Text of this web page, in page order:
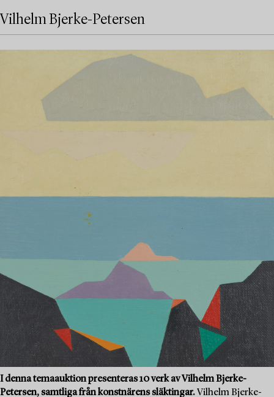
Vilhelm Bjerke-Petersen
I denna temaauktion presenteras 10 verk av Vilhelm Bjerke-
Petersen, samtliga från konstnärens släktingar. Vilhelm Bjerke-